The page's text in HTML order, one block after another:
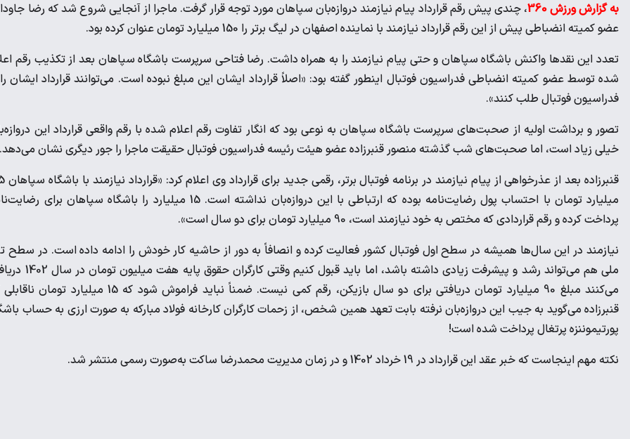
به گزارش ورزش 360
، چندی پیش رقم قرارداد پیام نیازمند دروازه‌بان سپاهان مورد توجه قرار گرفت. ماجرا از آنجایی شروع شد که رضا
عضو کمیته انضباطی پیش از این رقم قرارداد نیازمند با نماینده اصفهان در لیگ برتر را 150 میلیارد تومان عنوان کرده بود.
تعدد این نقدها واکنش باشگاه سپاهان و حتی پیام نیازمند را به همراه داشت. رضا فتاحی سرپرست باشگاه سپاهان بعد از تکذیب رقم
شده توسط عضو کمیته انضباطی فدراسیون فوتبال اینطور گفته بود: «اصلاً قرارداد ایشان این مبلغ نبوده است. می‌توانند قرارداد ایشان
فدراسیون فوتبال طلب کنند».
تصور و برداشت اولیه از صحبت‌های سرپرست باشگاه سپاهان به نوعی بود که انگار تفاوت رقم اعلام شده با رقم واقعی قرارداد این
خیلی زیاد است، اما صحبت‌های شب گذشته منصور قنبرزاده عضو هیئت رئیسه فدراسیون فوتبال حقیقت ماجرا را جور دیگری نشان می‌دهد.
قنبرزاده بعد از
میلیارد تومان با احتساب پول رضایت‌نامه بوده که ارتباطی با این دروازه‌بان نداشته است. 15 میلیارد را باشگاه سپاهان برای
پرداخت کرده و رقم قراردادی که مختص به خود نیازمند است، 90 میلیارد تومان برای دو سال است».
نیازمند در این سال‌ها همیشه در سطح اول فوتبال کشور فعالیت کرده و انصافاً به دور از حاشیه کار خودش را ادامه داده است. در سطح
ملی هم می‌تواند رشد و پیشرفت زیادی داشته باشد، اما باید قبول کنیم
می‌کنند مبلغ 90 میلیارد تومان دریافتی برای دو سال بازیکن، رقم کمی نیست. ضمناً نباید فراموش شود که 15 میلیارد
قنبرزاده می‌گوید به جیب این دروازه‌بان نرفته بابت تعهد همین شخص، از زحمات کارگران کارخانه فولاد مبارکه به صورت ارزی به حساب
پورتیموننزه پرتغال پرداخت شده است!
نکته مهم اینجاست که خبر عقد این قرارداد در 19 خرداد 1402 و در زمان مدیریت محمدرضا ساکت به‌صورت رسمی منتشر شد.